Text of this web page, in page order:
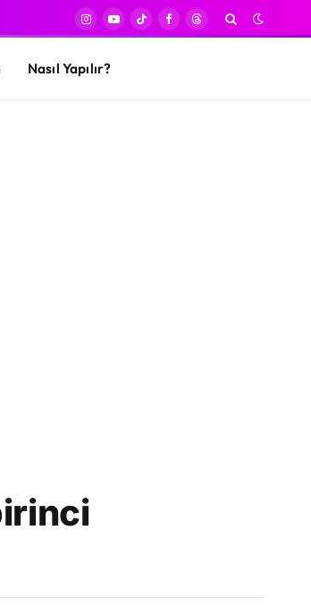
Instagram
YouTube
TikTokFacebook
Threads
Nasıl Yapılır?